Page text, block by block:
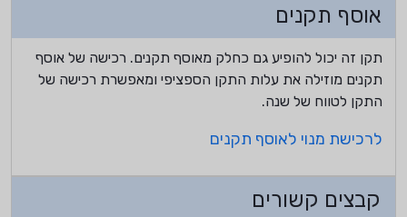
אוסף תקנים
תקן זה יכול להופיע גם כחלק מאוסף תקנים. רכישה של אוסף
תקנים מוזילה את עלות התקן הספציפי ומאפשרת רכישה של
התקן לטווח של שנה.
לרכישת מנוי לאוסף תקנים
קבצים קשורים